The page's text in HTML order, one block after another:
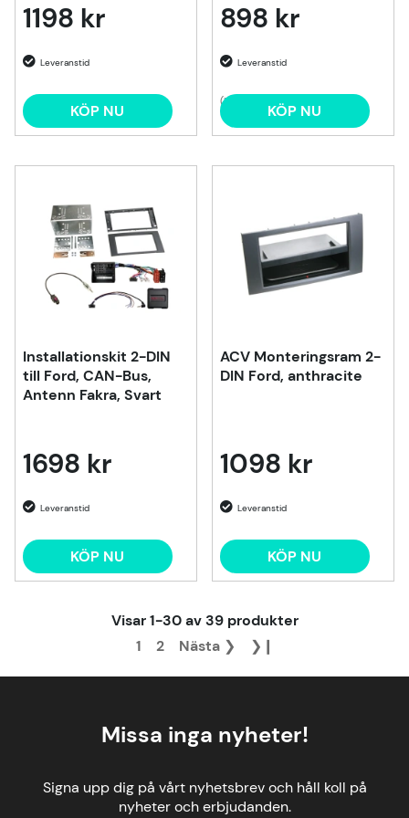
1198 kr
KÖP NU
898 kr
(1) KÖP NU
Installationskit 2-DIN
till Ford, CAN-Bus,
Antenn Fakra, Svart
1698 kr
KÖP NU
ACV Monteringsram 2-
DIN Ford, anthracite
1098 kr
KÖP NU
Visar1-30av39produkter
1
2 Nästa ❯ ❯❙
Missa inga nyheter!
Signa upp dig på vårt nyhetsbrev och håll koll på
nyheter och erbjudanden.